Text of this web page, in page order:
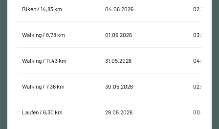
Biken / 14,83 km 04.06.2026 02:33:56
Walking / 8,78 km 01.06.2026 03:35:41
Walking / 11,43 km 31.05.2026 04:07:24
Walking / 7,36 km 30.05.2026 02:05:15
Laufen / 6,30 km 29.05.2026 00:37:59